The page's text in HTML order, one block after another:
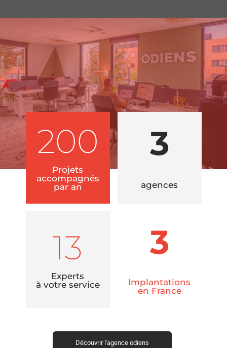
200
Projets
accompagnés
par an
3
agences
13
Experts
à votre service
3
Implantations
en France
Découvrir l'agence odiens